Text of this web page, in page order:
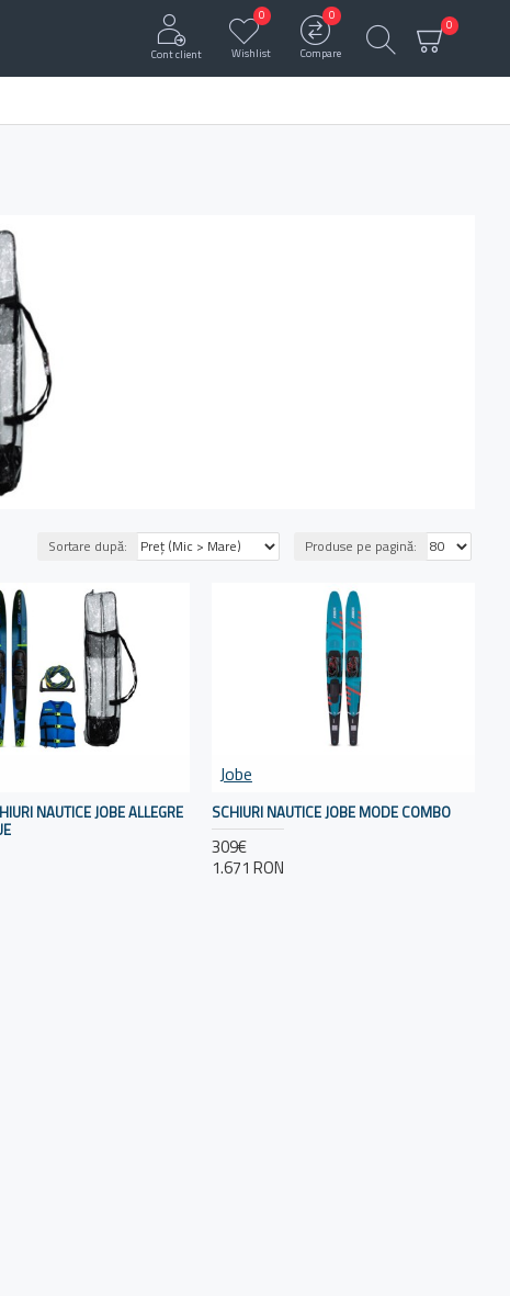
Cont client Wishlist
0
Compare
0
0
Sortare după: Produse pe pagină:
NAUTICE JOBE ALLEGRE
Jobe
SCHIURI NAUTICE JOBE MODE COMBO
309€
1.671 RON